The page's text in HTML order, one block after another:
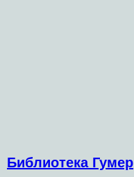
Библиотека Гумер